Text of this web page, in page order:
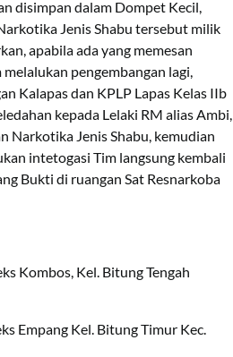
disimpan dalam Dompet Kecil,
Jenis Shabu tersebut milik
apabila ada yang memesan
pengembangan lagi,
Kalapas dan KPLP Lapas Kelas IIb
kepada Lelaki RM alias Ambi,
Narkotika Jenis Shabu, kemudian
intetogasi Tim langsung kembali
Bukti di ruangan Sat Resnarkoba
Kombos, Kel. Bitung Tengah
Empang Kel. Bitung Timur Kec.